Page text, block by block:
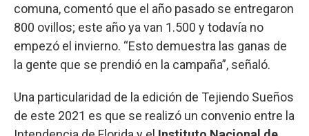
comuna, comentó que el año pasado se entregaron
800 ovillos; este año ya van 1.500 y todavía no
empezó el invierno. “Esto demuestra las ganas de
la gente que se prendió en la campaña”, señaló.
Una particularidad de la edición de Tejiendo Sueños
de este 2021 es que se realizó un convenio entre la